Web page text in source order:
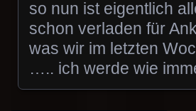
so nun ist eigentlich
schon verladen für
was wir im letzten
….. ich werde wie